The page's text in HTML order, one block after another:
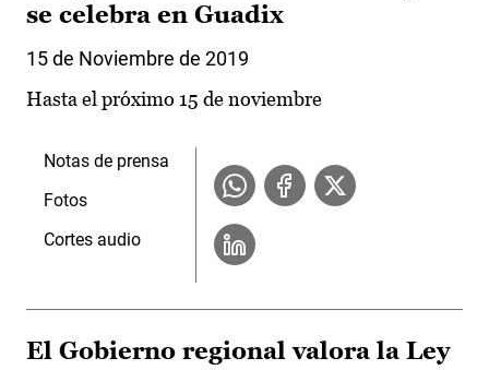
se celebra en Guadix
15 de Noviembre de 2019
Hasta el próximo 15 de noviembre
Notas de prensa
Fotos
Cortes audio
El Gobierno regional valora la Ley